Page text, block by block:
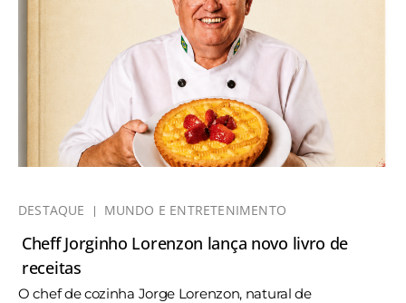
DESTAQUE MUNDO E ENTRETENIMENTO
Cheff Jorginho Lorenzon lança novo livro de
receitas
O chef de cozinha Jorge Lorenzon, natural de